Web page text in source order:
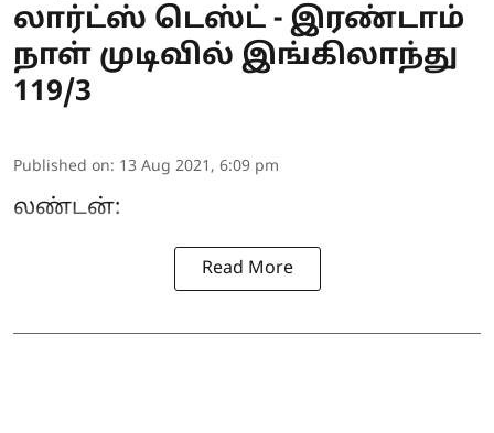
லார்ட்ஸ் டெஸ்ட் - இரண்டாம்
நாள் முடிவில் இங்கிலாந்து
119/3
Published on: 13 Aug 2021, 6:09 pm
லண்டன்:
Read More